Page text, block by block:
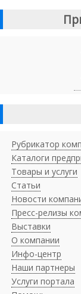
Рубрикатор
Каталоги
Товары и услуги
Статьи
Новости
Пресс-релизы
Выставки
О компании
Инфо-центр
Наши партнеры
Услуги портала